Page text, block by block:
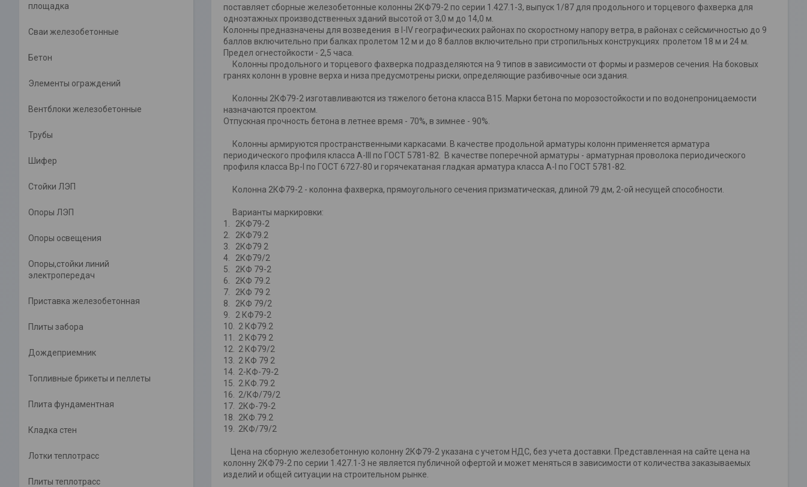
поставляет сборные железобетонные колонны 2КФ79-2 по серии 1.427.1-3, выпуск 1/87 для продольного и торцевого фахверка для
одноэтажных производственных зданий высотой от 3,0 м до 14,0 м.
Колонны предназначены для возведения в I-IV географических районах по скоростному напору ветра, в районах с сейсмичностью до 9
баллов включительно при балках пролетом 12 м и до 8 баллов включительно при стропильных конструкциях пролетом 18 м и 24 м.
Предел огнестойкости - 2,5 часа.
Колонны продольного и торцевого фахверка подразделяются на 9 типов в зависимости от формы и размеров сечения. На боковых
гранях колонн в уровне верха и низа предусмотрены риски, определяющие разбивочные оси здания.
Колонны 2КФ79-2 изготавливаются из тяжелого бетона класса В15. Марки бетона по морозостойкости и по водонепроницаемости
назначаются проектом.
Отпускная прочность бетона в летнее время - 70%, в зимнее - 90%.
Колонны армируются пространственными каркасами. В качестве продольной арматуры колонн применяется арматура
периодического профиля класса A-III по ГОСТ 5781-82. В качестве поперечной арматуры - арматурная проволока периодического
профиля класса Вр-I по ГОСТ 6727-80 и горячекатаная гладкая арматура класса A-I по ГОСТ 5781-82.
Колонна 2КФ79-2 - колонна фахверка, прямоугольного сечения призматическая, длиной 79 дм, 2-ой несущей способности.
Варианты маркировки:
1. 2КФ79-2
2. 2КФ79.2
3. 2КФ79 2
4. 2КФ79/2
5. 2КФ 79-2
6. 2КФ 79.2
7. 2КФ 79 2
8. 2КФ 79/2
9. 2 КФ79-2
10. 2 КФ79.2
11. 2 КФ79 2
12. 2 КФ79/2
13. 2 КФ 79 2
14. 2-КФ-79-2
15. 2.КФ.79.2
16. 2/КФ/79/2
17. 2КФ-79-2
18. 2КФ.79.2
19. 2КФ/79/2
Цена на сборную железобетонную колонну 2КФ79-2 указана с учетом НДС, без учета доставки. Представленная на сайте цена на
колонну 2КФ79-2 по серии 1.427.1-3 не является публичной офертой и может меняться в зависимости от количества заказываемых
изделий и общей ситуации на строительном рынке.
площадка
Сваи железобетонные
Бетон
Элементы ограждений
Вентблоки железобетонные
Трубы
Шифер
Стойки ЛЭП
Опоры ЛЭП
Опоры освещения
Опоры,стойки линий
электропередач
Приставка железобетонная
Плиты забора
Дождеприемник
Топливные брикеты и пеллеты
Плита фундаментная
Кладка стен
Лотки теплотрасс
Плиты теплотрасс